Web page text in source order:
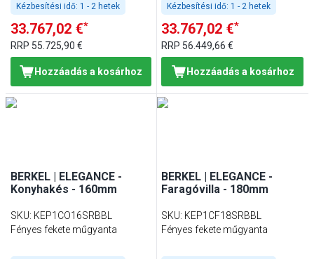
Kézbesítési idő: 1 - 2 hetek
33.767,02 €*
RRP 55.725,90 €
Hozzáadás a kosárhoz
Kézbesítési idő: 1 - 2 hetek
33.767,02 €*
RRP 56.449,66 €
Hozzáadás a kosárhoz
BERKEL | ELEGANCE -
Konyhakés - 160mm
SKU: KEP1CO16SRBBL
Fényes fekete műgyanta
BERKEL | ELEGANCE -
Faragóvilla - 180mm
SKU: KEP1CF18SRBBL
Fényes fekete műgyanta